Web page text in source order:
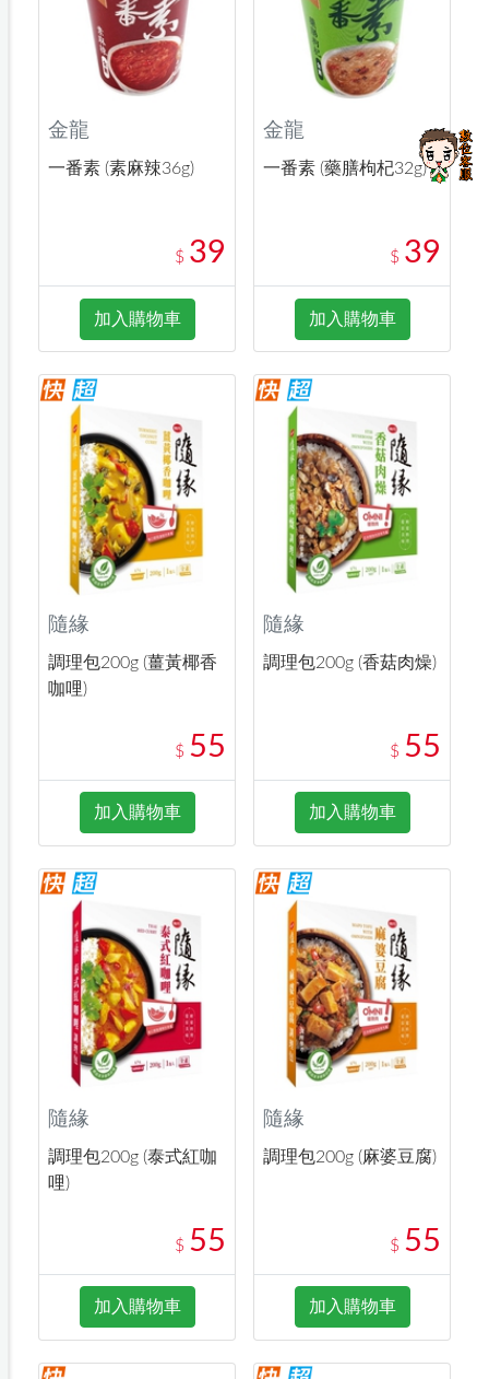
金龍
一番素 (素麻辣36g)
$ 39
加入購物車
金龍
一番素 (藥膳枸杞32g)
$ 39
加入購物車
隨緣
調理包200g (薑黃椰香
咖哩)
$ 55
加入購物車
隨緣
調理包200g (香菇肉燥)
$ 55
加入購物車
隨緣
調理包200g (泰式紅咖
哩)
$ 55
加入購物車
隨緣
調理包200g (麻婆豆腐)
$ 55
加入購物車